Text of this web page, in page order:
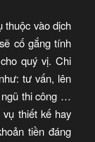
thuộc vào dịch
cố gắng tính
quý vị. Chi
tư vấn, lên
ngũ thi công …
thiết kế hay
tiền đáng